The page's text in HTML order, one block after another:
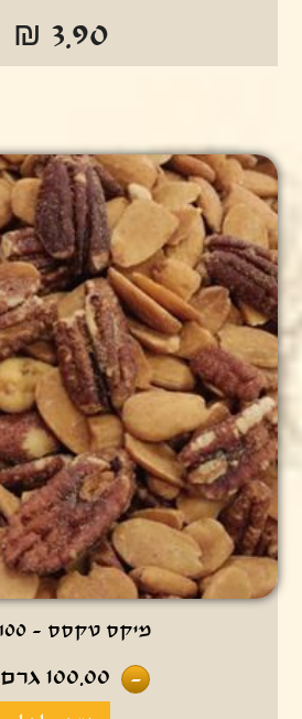
₪ 3.90
מיקס טקסס - 100 גרם
-
100.00 גרם